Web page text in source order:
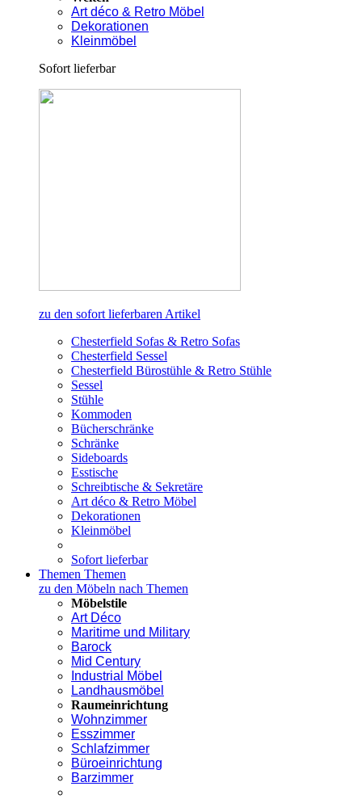
Art déco & Retro Möbel
Dekorationen
Kleinmöbel
Sofort lieferbar
zu den sofort lieferbaren Artikel
Chesterfield Sofas & Retro Sofas
Chesterfield Sessel
Chesterfield Bürostühle & Retro Stühle
Sessel
Stühle
Kommoden
Bücherschränke
Schränke
Sideboards
Esstische
Schreibtische & Sekretäre
Art déco & Retro Möbel
Dekorationen
Kleinmöbel
Sofort lieferbar
Themen Themen
zu den Möbeln nach Themen
Möbelstile
Art Déco
Maritime und Military
Barock
Mid Century
Industrial Möbel
Landhausmöbel
Raumeinrichtung
Wohnzimmer
Esszimmer
Schlafzimmer
Büroeinrichtung
Barzimmer